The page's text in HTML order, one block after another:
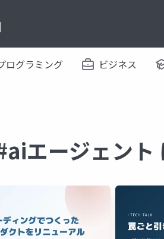
ログラミング ビジネス
エージェント